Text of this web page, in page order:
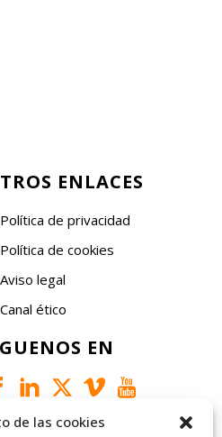
de las cookies
ENLACES
Política de privacidad
Política de cookies
Aviso legal
Canal ético
EN